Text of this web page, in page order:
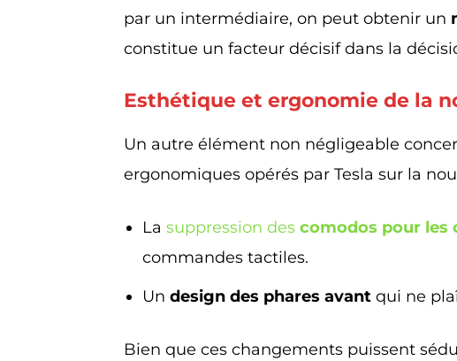
par un intermédiaire, on peut obtenir un
constitue un facteur décisif dans la
Esthétique et ergonomie de la
Un autre élément non négligeable
ergonomiques opérés par Tesla sur la
La suppression des comodos pour les
commandes tactiles.
Un design des phares avant qui ne
Bien que ces changements puissent